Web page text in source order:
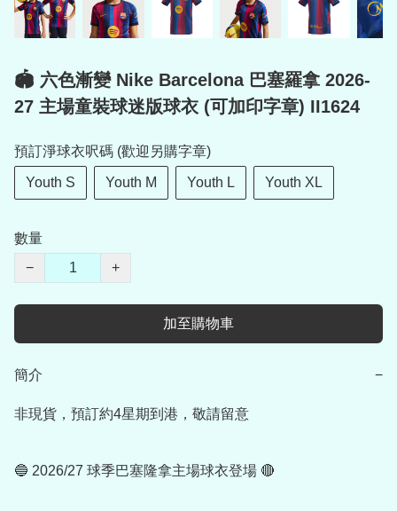
🏟️ 六色漸變 Nike Barcelona 巴塞羅拿 2026-
27 主場童裝球迷版球衣 (可加印字章) II1624
預訂淨球衣呎碼 (歡迎另購字章)
Youth S Youth M Youth L Youth XL
數量
−
+
加至購物車
簡介 −
非現貨，預訂約4星期到港，敬請留意
🔵 2026/27 球季巴塞隆拿主場球衣登場 🔴